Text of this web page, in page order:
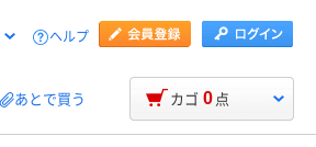
ヘルプ
あとで買う カゴ 0 点